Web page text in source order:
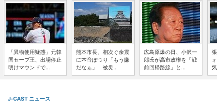
「異物使用疑惑」元韓
国セーブ王、出場停止
明けマウンドで...
熊本市長、相次ぐ余震
に本音ぽつり「もう嫌
だなぁ」 被災...
広島原爆の日、小沢一
郎氏が高市政権を「戦
前回帰路線」と...
J-CAST ニュース